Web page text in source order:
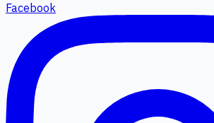
Facebook